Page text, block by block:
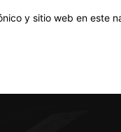
y sitio web en este